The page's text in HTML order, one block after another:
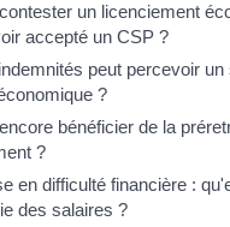
un licenciement
accepté un CSP ?
peut percevoir un
?
bénéficier de la
?
en difficulté financière :
des salaires ?